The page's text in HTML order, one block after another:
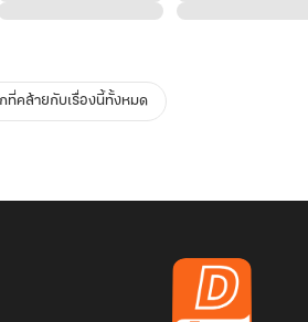
ที่คล้ายกับเรื่องนี้ทั้งหมด